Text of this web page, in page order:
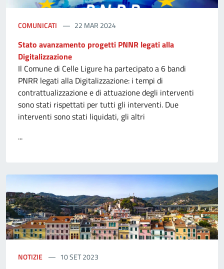
COMUNICATI 22 MAR 2024
Stato avanzamento progetti PNNR legati alla
Digitalizzazione
Il Comune di Celle Ligure ha partecipato a 6 bandi
PNRR legati alla Digitalizzazione: i tempi di
contrattualizzazione e di attuazione degli interventi
sono stati rispettati per tutti gli interventi. Due
interventi sono stati liquidati, gli altri
...
NOTIZIE 10 SET 2023